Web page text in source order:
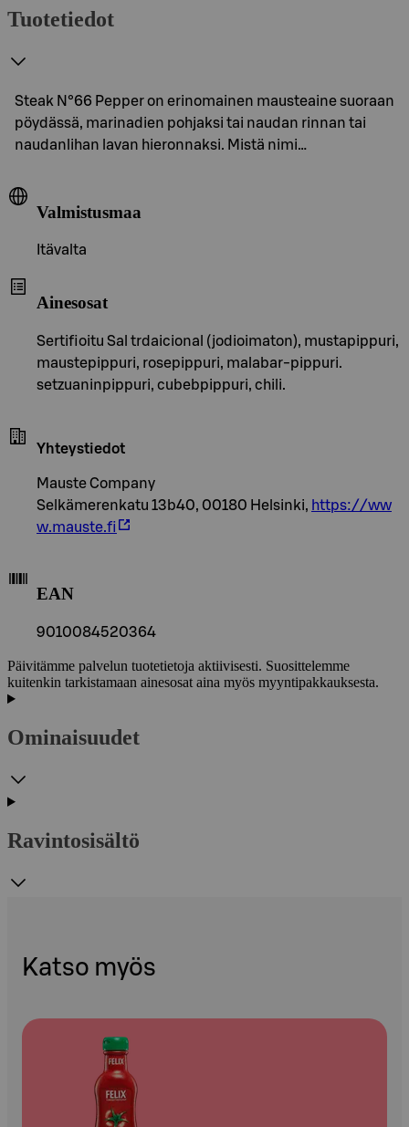
Tuotetiedot
Steak N°66 Pepper on erinomainen mausteaine suoraan
pöydässä, marinadien pohjaksi tai naudan rinnan tai
naudanlihan lavan hieronnaksi. Mistä nimi…
Valmistusmaa
Itävalta
Ainesosat
Sertifioitu Sal trdaicional (jodioimaton), mustapippuri,
maustepippuri, rosepippuri, malabar-pippuri.
setzuaninpippuri, cubebpippuri, chili.
Yhteystiedot
Mauste Company
Selkämerenkatu 13b40, 00180 Helsinki, https://ww
w.mauste.fi
EAN
9010084520364
Päivitämme palvelun tuotetietoja aktiivisesti. Suosittelemme
kuitenkin tarkistamaan ainesosat aina myös myyntipakkauksesta.
Ominaisuudet
Ravintosisältö
Katso myös